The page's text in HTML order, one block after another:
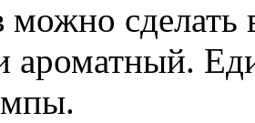
можно
ароматный.